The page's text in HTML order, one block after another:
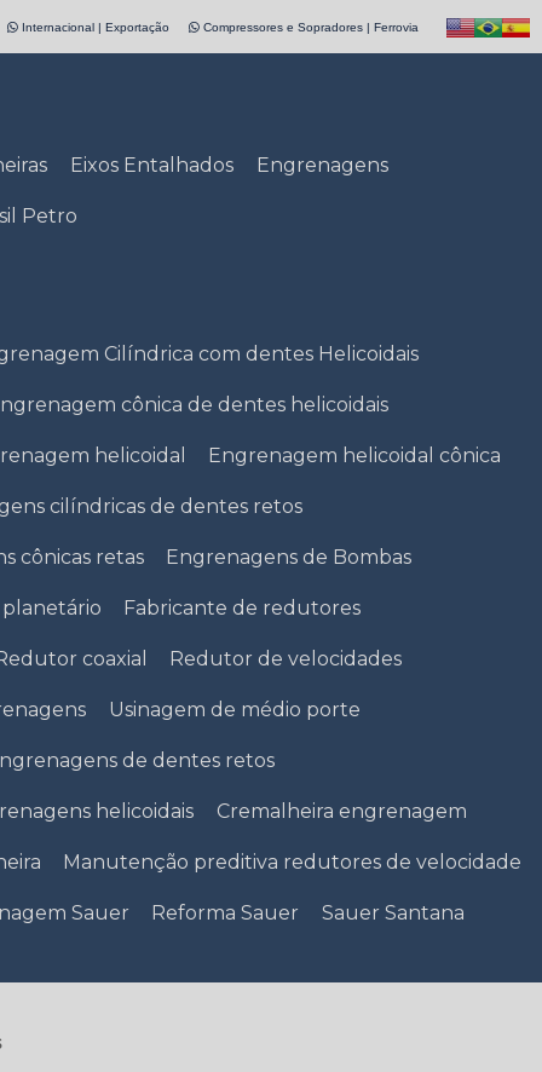
Internacional | Exportação Compressores e Sopradores | Ferrovia
Eixos Entalhados Engrenagens
Petro
Cilíndrica com dentes Helicoidais
cônica de dentes helicoidais
helicoidal Engrenagem helicoidal cônica
cilíndricas de dentes retos
cônicas retas Engrenagens de Bombas
Fabricante de redutores
coaxial Redutor de velocidades
Usinagem de médio porte
de dentes retos
helicoidais Cremalheira engrenagem
Manutenção preditiva redutores de velocidade
Sauer Reforma Sauer Sauer Santana